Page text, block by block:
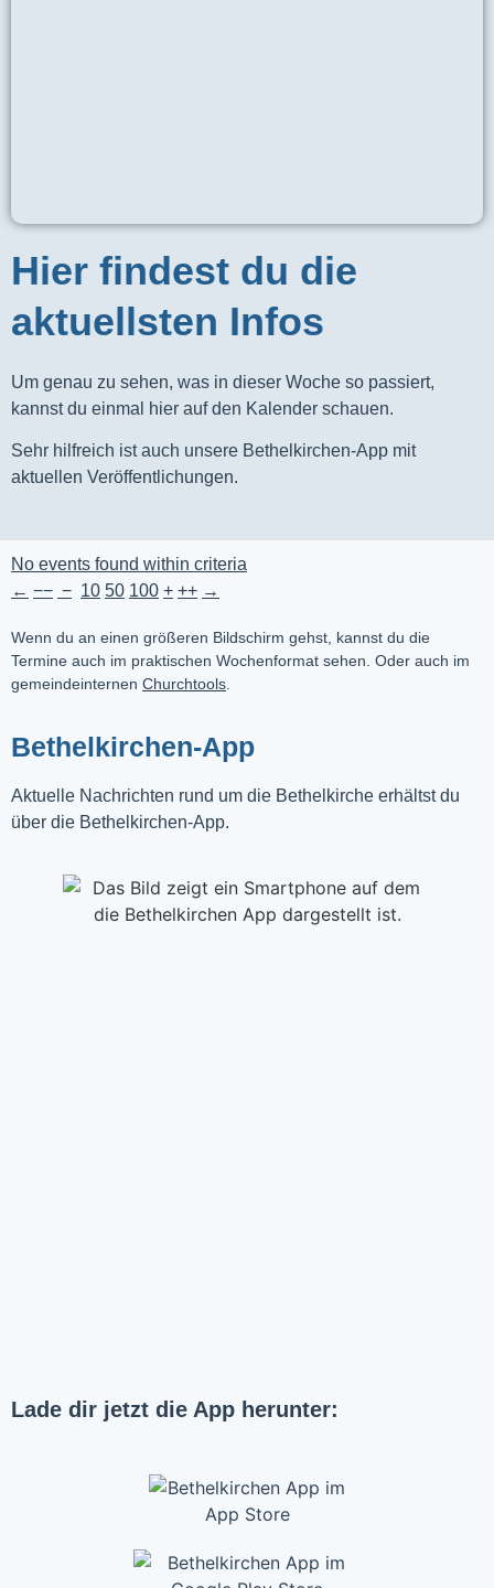
Hier findest du die
aktuellsten Infos
Um genau zu sehen, was in dieser Woche so passiert,
kannst du einmal hier auf den Kalender schauen.
Sehr hilfreich ist auch unsere Bethelkirchen-App mit
aktuellen Veröffentlichungen.
No events found within criteria
← −− − 10 50 100 + ++ →
Wenn du an einen größeren Bildschirm gehst, kannst du die
Termine auch im praktischen Wochenformat sehen. Oder auch im
gemeindeinternen Churchtools
Bethelkirchen-App
Aktuelle Nachrichten rund um die Bethelkirche erhältst du
über die Bethelkirchen-App.
Lade dir jetzt die App herunter: